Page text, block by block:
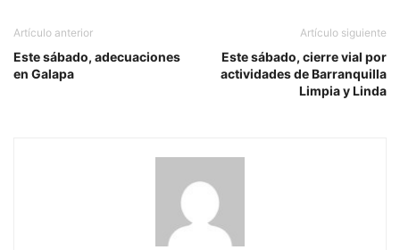
Artículo anterior
Este sábado, adecuaciones
en Galapa
Artículo siguiente
Este sábado, cierre vial por
actividades de Barranquilla
Limpia y Linda